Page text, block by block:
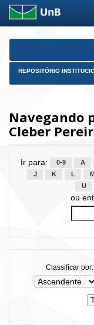
Skip
REPOSITÓRIO
Navegando
Cleber
Ir para: 0-9 A
J
K L M
U
ou
Classificar por: